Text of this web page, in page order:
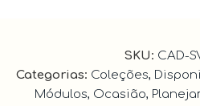
SKU: CAD-
Categorias: Coleções,
Módulos, Ocasião,